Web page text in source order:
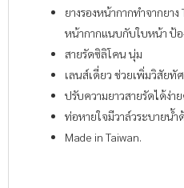
ยางรองหน้ากากทำจากยา
หน้ากากแนบกับใบหน้า ป้อ
สายรัดซิลิโคน นุ่ม
เลนส์เดี่ยว ช่วยเพิ่มวิสัยทั
ปรับความยาวสายรัดได้ง่า
ท่อหายใจมีวาล์วระบายน้ำ
Made in Taiwan.